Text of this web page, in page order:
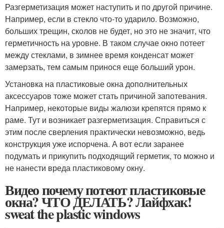
Разгерметизация может наступить и по другой причине.
Например, если в стекло что-то ударило. Возможно,
больших трещин, сколов не будет, но это не значит, что
герметичность на уровне. В таком случае окно потеет
между стеклами, в зимнее время конденсат может
замерзать, тем самым принося еще больший урон.
Установка на пластиковые окна дополнительных
аксессуаров тоже может стать причиной запотевания.
Например, некоторые виды жалюзи крепятся прямо к
раме. Тут и возникает разгерметизация. Справиться с
этим после сверления практически невозможно, ведь
конструкция уже испорчена. А вот если заранее
подумать и прикупить подходящий герметик, то можно и
не нанести вреда пластиковому окну.
Видео почему потеют пластиковые
окна? ЧТО ДЕЛАТЬ? Лайфхак!
sweat the plastic windows